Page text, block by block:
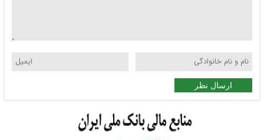
ارسال نظر